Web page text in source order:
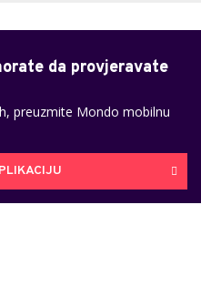
da provjeravate
preuzmite Mondo mobilnu